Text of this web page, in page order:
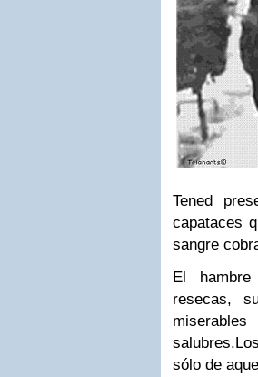
Tened
capataces
sangre
El
resecas,
miserables
salubres.
sólo de